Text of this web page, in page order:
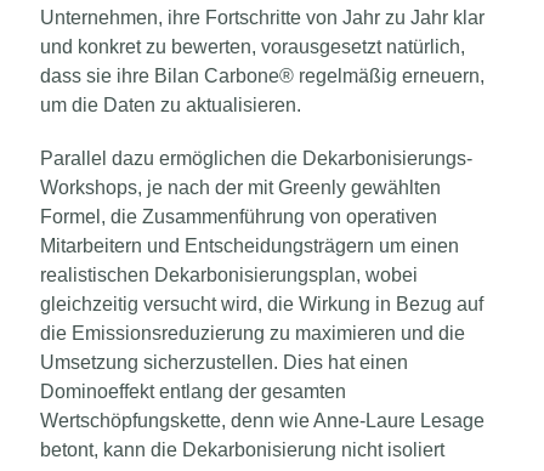
Unternehmen, ihre Fortschritte von Jahr zu Jahr klar
und konkret zu bewerten, vorausgesetzt natürlich,
dass sie ihre Bilan Carbone® regelmäßig erneuern,
um die Daten zu aktualisieren.
Parallel dazu ermöglichen die Dekarbonisierungs-
Workshops, je nach der mit Greenly gewählten
Formel, die Zusammenführung von operativen
Mitarbeitern und Entscheidungsträgern um einen
realistischen Dekarbonisierungsplan, wobei
gleichzeitig versucht wird, die Wirkung in Bezug auf
die Emissionsreduzierung zu maximieren und die
Umsetzung sicherzustellen. Dies hat einen
Dominoeffekt entlang der gesamten
Wertschöpfungskette, denn wie Anne-Laure Lesage
betont, kann die Dekarbonisierung nicht isoliert